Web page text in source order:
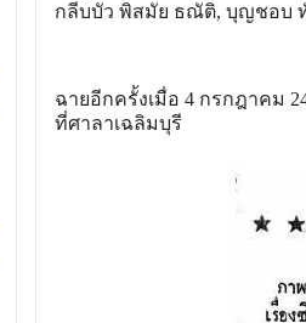
กลีบบัว พิสมัย ธณัติ, บุญชอบ
ฉายอีกครั้งเมื่อ 4 กรกฎาคม
ที่ศาลาเฉลิมบุรี